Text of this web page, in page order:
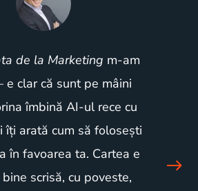
de la Marketing m-am
e clar că sunt pe mâini
îmbină AI-ul rece cu
îți arată cum să folosești
în favoarea ta. Cartea e
scrisă, cu poveste,